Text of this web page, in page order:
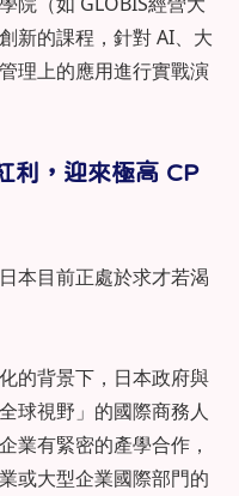
新的課程，針對 AI、大
理上的應用進行實戰演
利，迎來極高 CP
本目前正處於求才若渴
的背景下，日本政府與
球視野」的國際商務人
業有緊密的產學合作，
或大型企業國際部門的